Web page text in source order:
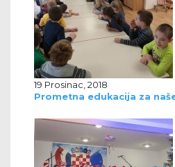
19 Prosinac, 2018
Prometna edukacija za